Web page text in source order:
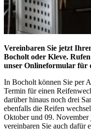
Vereinbaren Sie jetzt
Bocholt oder Kleve.
unser Onlineformular für
In Bocholt können Sie per
Termin für einen
darüber hinaus noch drei
ebenfalls die Reifen
Oktober und 09.
vereinbaren Sie auch dafür